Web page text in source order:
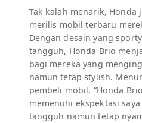
Tak kalah menarik, Honda
merilis mobil terbaru
Dengan desain yang
tangguh, Honda Brio
bagi mereka yang
namun tetap stylish.
pembeli mobil, “Honda
memenuhi ekspektasi
tangguh namun tetap